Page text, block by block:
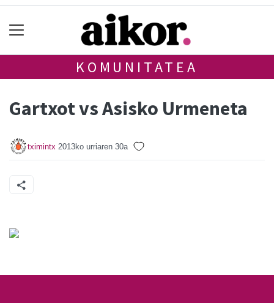
KOMUNITATEA
Gartxot vs Asisko Urmeneta
tximintx 2013ko urriaren 30a